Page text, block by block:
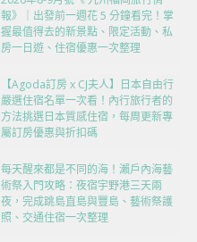
報》｜出發前一週花 5 分鐘看完！掌
握最值得去的新景點、限定活動、私
房一日遊、住宿優惠一次整理
【Agoda訂房 x CJ夫人】日本自由行
嚴選住宿名單一次看！內行旅行者的
方法挑選日本質感住宿，每周更新專
屬訂房優惠與折扣碼
每天醒來都是不同的海！瀨戶內海藝
術祭入門攻略：夜宿宇野港三天兩
夜，完成跳島直島與豐島、藝術祭護
照、交通住宿一次整理